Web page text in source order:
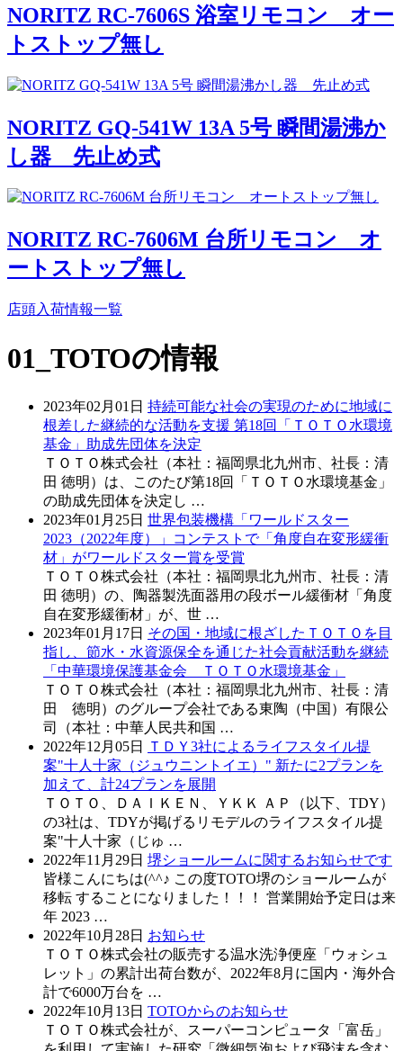
NORITZ RC-7606S 浴室リモコン オー
トストップ無し
NORITZ GQ-541W 13A 5号 瞬間湯沸か
し器 先止め式
NORITZ RC-7606M 台所リモコン オ
ートストップ無し
店頭入荷情報一覧
01_TOTOの情報
2023年02月01日 持続可能な社会の実現のために地域に
根差した継続的な活動を支援 第18回「ＴＯＴＯ水環境
基金」助成先団体を決定
ＴＯＴＯ株式会社（本社：福岡県北九州市、社長：清
田 徳明）は、このたび第18回「ＴＯＴＯ水環境基金」
の助成先団体を決定し …
2023年01月25日 世界包装機構「ワールドスター
2023（2022年度）」コンテストで「角度自在変形緩衝
材」がワールドスター賞を受賞
ＴＯＴＯ株式会社（本社：福岡県北九州市、社長：清
田 徳明）の、陶器製洗面器用の段ボール緩衝材「角度
自在変形緩衝材」が、世 …
2023年01月17日 その国・地域に根ざしたＴＯＴＯを目
指し、節水・水資源保全を通じた社会貢献活動を継続
「中華環境保護基金会 ＴＯＴＯ水環境基金」
ＴＯＴＯ株式会社（本社：福岡県北九州市、社長：清
田 徳明）のグループ会社である東陶（中国）有限公
司（本社：中華人民共和国 …
2022年12月05日
ＴＤＹ3社によるライフスタイル提
案"十人十家（ジュウニントイエ）" 新たに2プランを
加えて、計24プランを展開
ＴＯＴＯ、ＤＡＩＫＥＮ、ＹＫＫ ＡＰ（以下、TDY）
の3社は、TDYが掲げるリモデルのライフスタイル提
案"十人十家（じゅ …
2022年11月29日 堺ショールームに関するお知らせです
皆様こんにちは(^^♪ この度TOTO堺のショールームが
移転 することになりました！！！ 営業開始予定日は来
年 2023 …
2022年10月28日 お知らせ
ＴＯＴＯ株式会社の販売する温水洗浄便座「ウォシュ
レット」の累計出荷台数が、2022年8月に国内・海外合
計で6000万台を …
2022年10月13日 TOTOからのお知らせ
ＴＯＴＯ株式会社が、スーパーコンピュータ「富岳」